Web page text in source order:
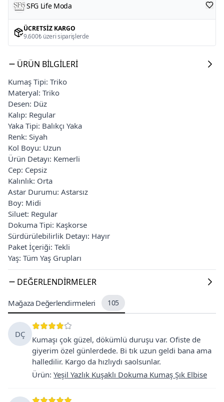
SFG Life Moda
ÜCRETSIZ KARGO
9.600₺ üzeri siparişlerde
ÜRÜN BILGILERI
Kumaş Tipi: Triko
Materyal: Triko
Desen: Düz
Kalıp: Regular
Yaka Tipi: Balıkçı Yaka
Renk: Siyah
Kol Boyu: Uzun
Ürün Detayı: Kemerli
Cep: Cepsiz
Kalınlık: Orta
Astar Durumu: Astarsız
Boy: Midi
Siluet: Regular
Dokuma Tipi: Kaşkorse
Sürdürülebilirlik Detayı: Hayır
Paket İçeriği: Tekli
Yaş: Tüm Yaş Grupları
DEĞERLENDIRMELER
Mağaza Değerlendirmeleri 105
DÇ
Kumaşı çok güzel, dökümlü duruşu var. Ofiste de
giyerim özel günlerdede. Bi tık uzun geldi bana ama
halledilir. Kargo da hızlıydı saolsunlar.
Ürün: Yeşil Yazlık Kuşaklı Dokuma Kumaş Şık Elbise